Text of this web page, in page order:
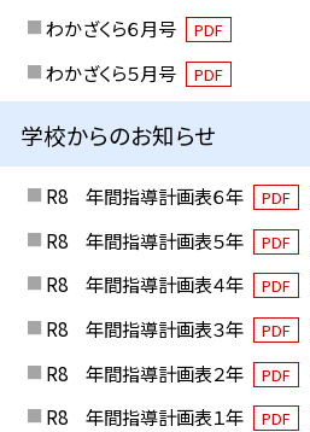
わかざくら６月号
PDF
わかざくら５月号 PDF
学校からのお知らせ
R8 年間指導計画表６年 PDF
R8 年間指導計画表５年
PDF
R8 年間指導計画表４年
PDF
R8 年間指導計画表３年
PDF
R8 年間指導計画表２年
PDF
R8 年間指導計画表１年
PDF